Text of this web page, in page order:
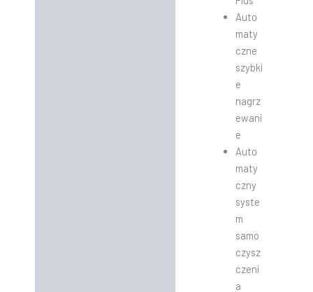
Auto
maty
czne
szybki
e
nagrz
ewani
e
Auto
maty
czny
syste
m
samo
czysz
czeni
a